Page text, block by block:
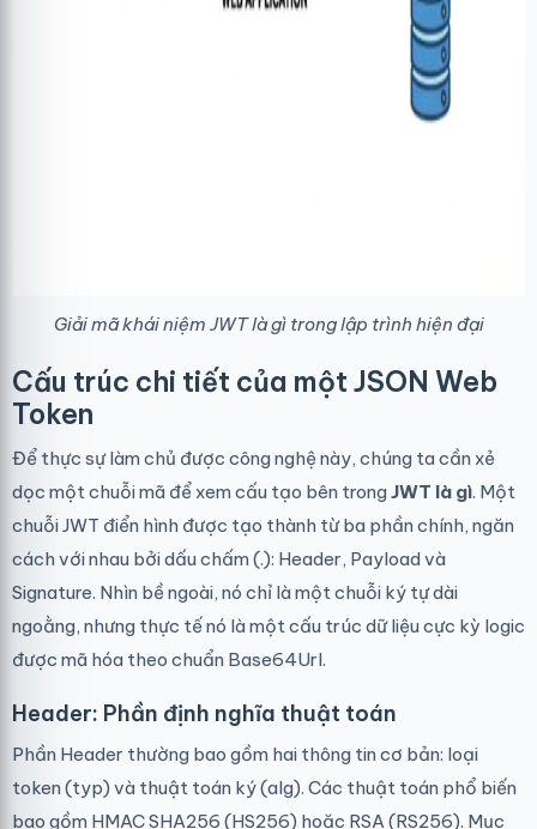
Giải mã khái niệm JWT là gì trong lập trình hiện đại
Cấu trúc chi tiết của một JSON Web
Token
Để thực sự làm chủ được công nghệ này, chúng ta cần xẻ
dọc một chuỗi mã để xem cấu tạo bên trong JWT là gì. Một
chuỗi JWT điển hình được tạo thành từ ba phần chính, ngăn
cách với nhau bởi dấu chấm (.): Header, Payload và
Signature. Nhìn bề ngoài, nó chỉ là một chuỗi ký tự dài
ngoằng, nhưng thực tế nó là một cấu trúc dữ liệu cực kỳ logic
được mã hóa theo chuẩn Base64Url.
Header: Phần định nghĩa thuật toán
Phần Header thường bao gồm hai thông tin cơ bản: loại
token (typ) và thuật toán ký (alg). Các thuật toán phổ biến
bao gồm HMAC SHA256 (HS256) hoặc RSA (RS256). Mục